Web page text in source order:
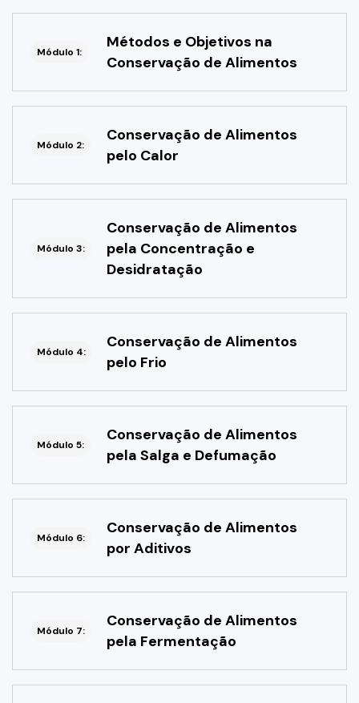
Módulo 1:
Métodos e Objetivos na
Conservação de Alimentos
Módulo 2:
Conservação de Alimentos
pelo Calor
Módulo 3:
Conservação de Alimentos
pela Concentração e
Desidratação
Módulo 4:
Conservação de Alimentos
pelo Frio
Módulo 5:
Conservação de Alimentos
pela Salga e Defumação
Módulo 6:
Conservação de Alimentos
por Aditivos
Módulo 7:
Conservação de Alimentos
pela Fermentação